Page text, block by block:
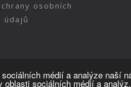
médií a analýze naší
oblasti sociálních médií a analýz.
osobních
údajů